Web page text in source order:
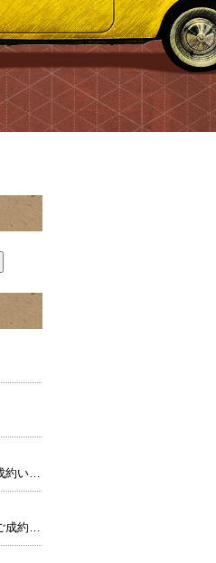
先週末はこちらのお車をご成約いただきました。
先週末はこちらのお車達をご成約いただきました。